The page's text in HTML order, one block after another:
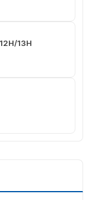
phụ: 6
0 ° ~ 93 °
13H